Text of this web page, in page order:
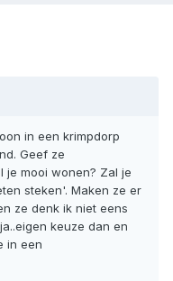
in een krimpdorp
Geef ze
je mooi wonen? Zal je
steken'. Maken ze er
ze denk ik niet eens
keuze dan en
in een